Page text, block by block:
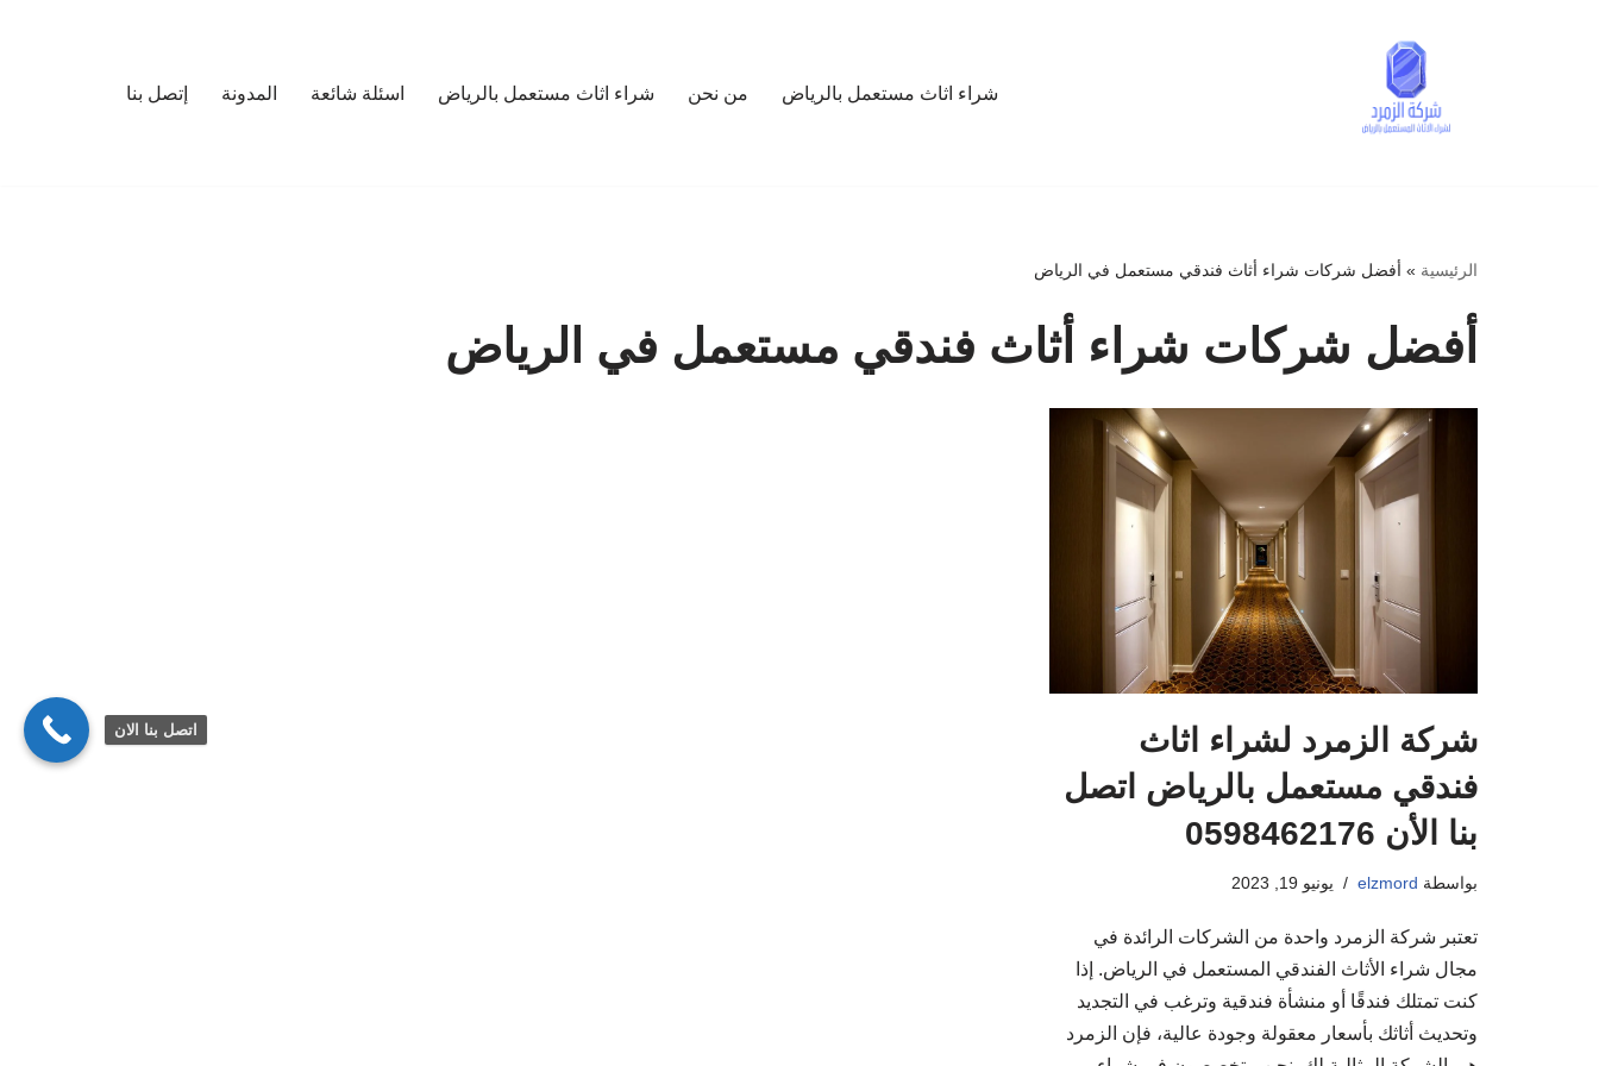
شراء اثاث مستعمل بالرياض من نحن شراء اثاث مستعمل بالرياض اسئلة شائعة المدونة إتصل بنا
الرئيسية » أفضل شركات شراء أثاث فندقي مستعمل في الرياض
أفضل شركات شراء أثاث فندقي مستعمل في الرياض
شركة الزمرد لشراء اثاث
فندقي مستعمل بالرياض اتصل
بنا الأن 0598462176
بواسطة elzmord يونيو 19, 2023
تعتبر شركة الزمرد واحدة من الشركات الرائدة في
مجال شراء الأثاث الفندقي المستعمل في الرياض. إذا
كنت تمتلك فندقًا أو منشأة فندقية وترغب في التجديد
وتحديث أثاثك بأسعار معقولة وجودة عالية، فإن الزمرد
اتصل بنا الان